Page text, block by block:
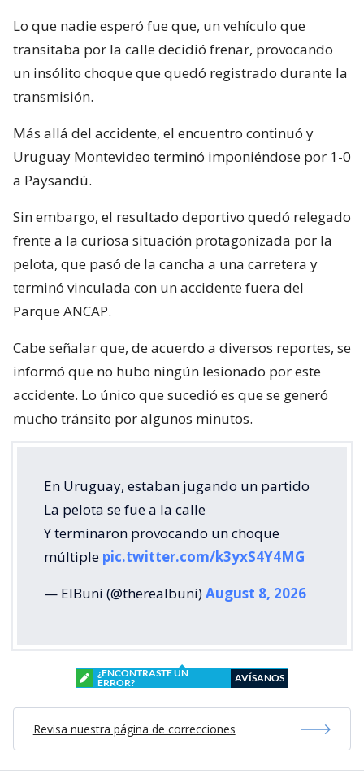
Lo que nadie esperó fue que, un vehículo que
transitaba por la calle decidió frenar, provocando
un insólito choque que quedó registrado durante la
transmisión.
Más allá del accidente, el encuentro continuó y
Uruguay Montevideo terminó imponiéndose por 1-0
a Paysandú.
Sin embargo, el resultado deportivo quedó relegado
frente a la curiosa situación protagonizada por la
pelota, que pasó de la cancha a una carretera y
terminó vinculada con un accidente fuera del
Parque ANCAP.
Cabe señalar que, de acuerdo a diversos reportes, se
informó que no hubo ningún lesionado por este
accidente. Lo único que sucedió es que se generó
mucho tránsito por algunos minutos.
En Uruguay, estaban jugando un partido
La pelota se fue a la calle
Y terminaron provocando un choque
múltiple pic.twitter.com/k3yxS4Y4MG
— ElBuni (@therealbuni)August 8, 2026
¿ENCONTRASTE UN
ERROR?
AVÍSANOS
Revisa nuestra página de correcciones